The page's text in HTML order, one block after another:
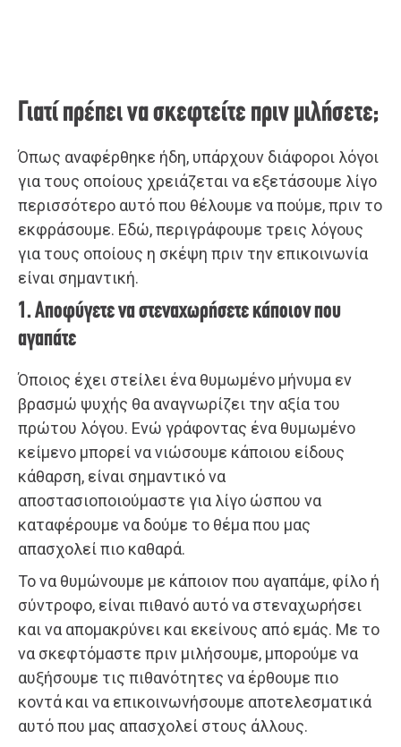
Γιατί πρέπει να σκεφτείτε πριν μιλήσετε;
Όπως αναφέρθηκε ήδη, υπάρχουν διάφοροι λόγοι
για τους οποίους χρειάζεται να εξετάσουμε λίγο
περισσότερο αυτό που θέλουμε να πούμε, πριν το
εκφράσουμε. Εδώ, περιγράφουμε τρεις λόγους
για τους οποίους η σκέψη πριν την επικοινωνία
είναι σημαντική.
1. Αποφύγετε να στεναχωρήσετε κάποιον που
αγαπάτε
Όποιος έχει στείλει ένα θυμωμένο μήνυμα εν
βρασμώ ψυχής θα αναγνωρίζει την αξία του
πρώτου λόγου. Ενώ γράφοντας ένα θυμωμένο
κείμενο μπορεί να νιώσουμε κάποιου είδους
κάθαρση, είναι σημαντικό να
αποστασιοποιούμαστε για λίγο ώσπου να
καταφέρουμε να δούμε το θέμα που μας
απασχολεί πιο καθαρά.
Το να θυμώνουμε με κάποιον που αγαπάμε, φίλο ή
σύντροφο, είναι πιθανό αυτό να στεναχωρήσει
και να απομακρύνει και εκείνους από εμάς. Με το
να σκεφτόμαστε πριν μιλήσουμε, μπορούμε να
αυξήσουμε τις πιθανότητες να έρθουμε πιο
κοντά και να επικοινωνήσουμε αποτελεσματικά
αυτό που μας απασχολεί στους άλλους.